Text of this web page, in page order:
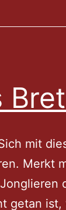
mit
Merkt
getan